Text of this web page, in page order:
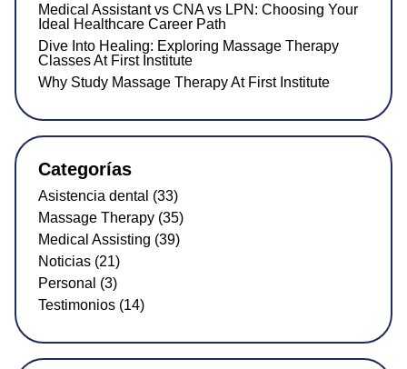
Medical Assistant vs CNA vs LPN: Choosing Your
Ideal Healthcare Career Path
Dive Into Healing: Exploring Massage Therapy
Classes At First Institute
Why Study Massage Therapy At First Institute
Categorías
Asistencia dental (33)
Massage Therapy (35)
Medical Assisting (39)
Noticias (21)
Personal (3)
Testimonios (14)